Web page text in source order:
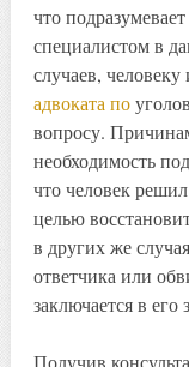
что
специалистом в
случаев, человеку
адвоката по
вопросу.
необходимость
что человек
целью
в других же
ответчика или
заключается в
Получив